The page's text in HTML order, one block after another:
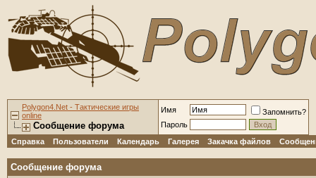
Polygon4.Net - Тактические игры
online
Сообщение форума
Имя
Запомнить?
Пароль
Справка
Пользователи Календарь Галерея Закачка файлов
Сообщение форума